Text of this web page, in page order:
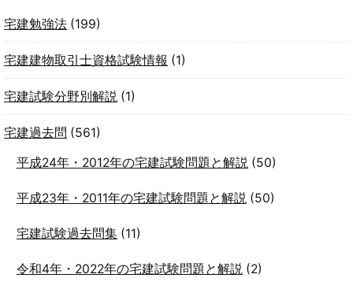
宅建勉強法 (199)
宅建建物取引士資格試験情報 (1)
宅建試験分野別解説 (1)
宅建過去問 (561)
平成24年・2012年の宅建試験問題と解説(50)
平成23年・2011年の宅建試験問題と解説(50)
宅建試験過去問集(11)
令和4年・2022年の宅建試験問題と解説(2)